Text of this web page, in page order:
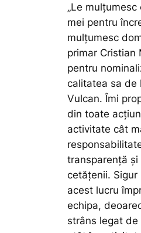
„Le mulțumesc
mei pentru
mulțumesc
primar Cristian
pentru
calitatea sa de
Vulcan. Îmi
din toate
activitate cât
transparență și
cetățenii. Sigur
acest lucru
echipa,
strâns legat de